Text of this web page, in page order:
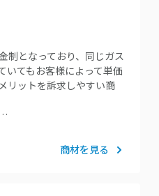
制となっており、同じガス
いてもお客様によって単価
リットを訴求しやすい商
商材を見る